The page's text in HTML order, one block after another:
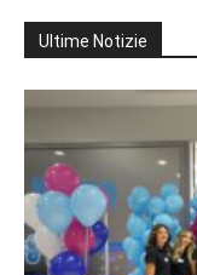
Ultime Notizie